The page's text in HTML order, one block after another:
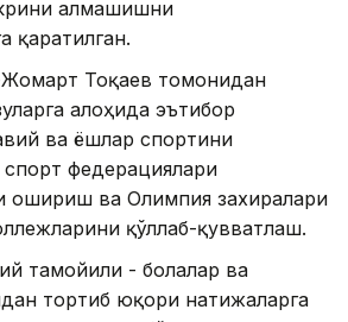
алмашишни
қаратилган.
Жомарт Тоқаев томонидан
алоҳида эътибор
ва ёшлар спортини
федерациялари
ошириш ва Олимпия захиралари
қўллаб-қувватлаш.
тамойили - болалар ва
тортиб юқори натижаларга